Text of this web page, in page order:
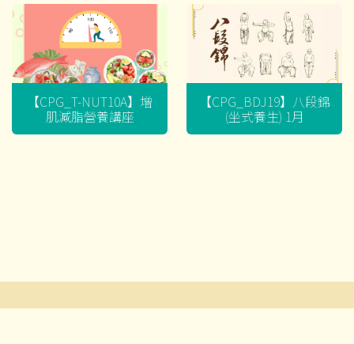
【CPG_T-NUT10A】增
肌減脂營養講座
【CPG_BDJ19】八段錦
(坐式養生) 1月
章